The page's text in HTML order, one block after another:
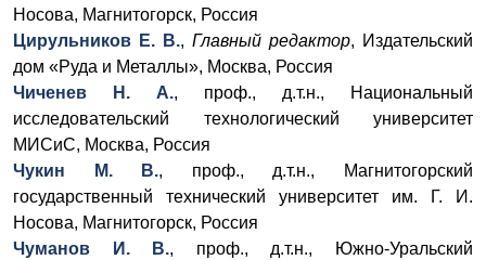
Носова, Магнитогорск, Россия
Цирульников Е. В., Главный редактор, Издательский
дом «Руда и Металлы», Москва, Россия
Чиченев Н. А., проф., д.т.н., Национальный
исследовательский технологический университет
МИСиС, Москва, Россия
Чукин М. В., проф., д.т.н., Магнитогорский
государственный технический университет им. Г. И.
Носова, Магнитогорск, Россия
Чуманов И. В., проф., д.т.н., Южно-Уральский